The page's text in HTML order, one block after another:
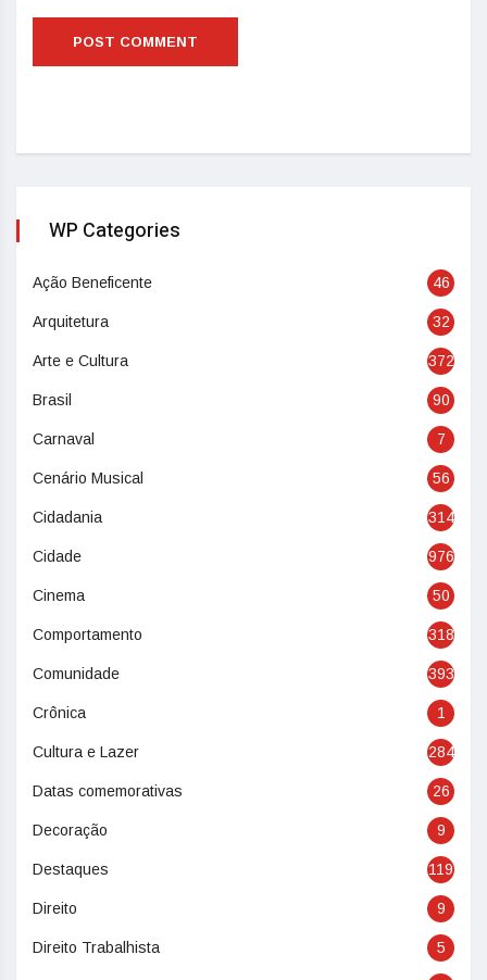
WP Categories
Ação Beneficente 46
Arquitetura 32
Arte e Cultura 372
Brasil 90
Carnaval 7
Cenário Musical 56
Cidadania 314
Cidade 976
Cinema 50
Comportamento 318
Comunidade 393
Crônica 1
Cultura e Lazer 284
Datas comemorativas 26
Decoração 9
Destaques 119
Direito 9
Direito Trabalhista 5